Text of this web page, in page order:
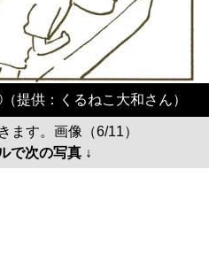
提供：くるねこ大和さん）
ます。画像（6/11）
で次の写真 ↓